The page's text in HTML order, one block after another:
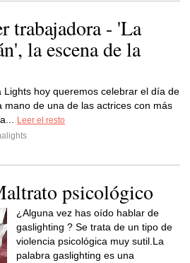
trabajadora - 'La
la escena de la
Lights hoy queremos celebrar el día de
mano de una de las actrices con más
Leer el resto
psicológico
¿Alguna vez has oído hablar de
gaslighting ? Se trata de un tipo de
violencia psicológica muy sutil.La
palabra gaslighting es una